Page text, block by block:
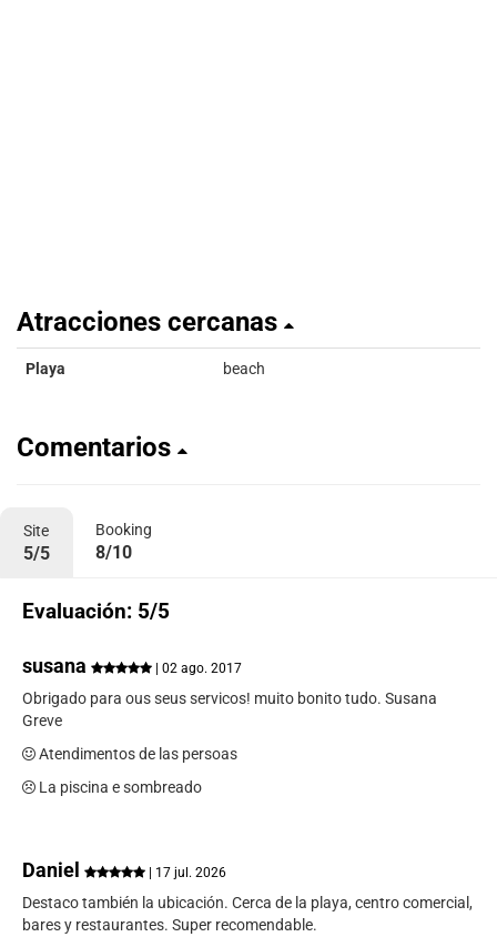
Atracciones cercanas
Playa beach
Comentarios
Site
5/5
Booking
8/10
Evaluación: 5/5
susana | 02 ago. 2017
Obrigado para ous seus servicos! muito bonito tudo. Susana
Greve
Atendimentos de las persoas
La piscina e sombreado
Daniel | 17 jul. 2026
Destaco también la ubicación. Cerca de la playa, centro comercial,
bares y restaurantes. Super recomendable.